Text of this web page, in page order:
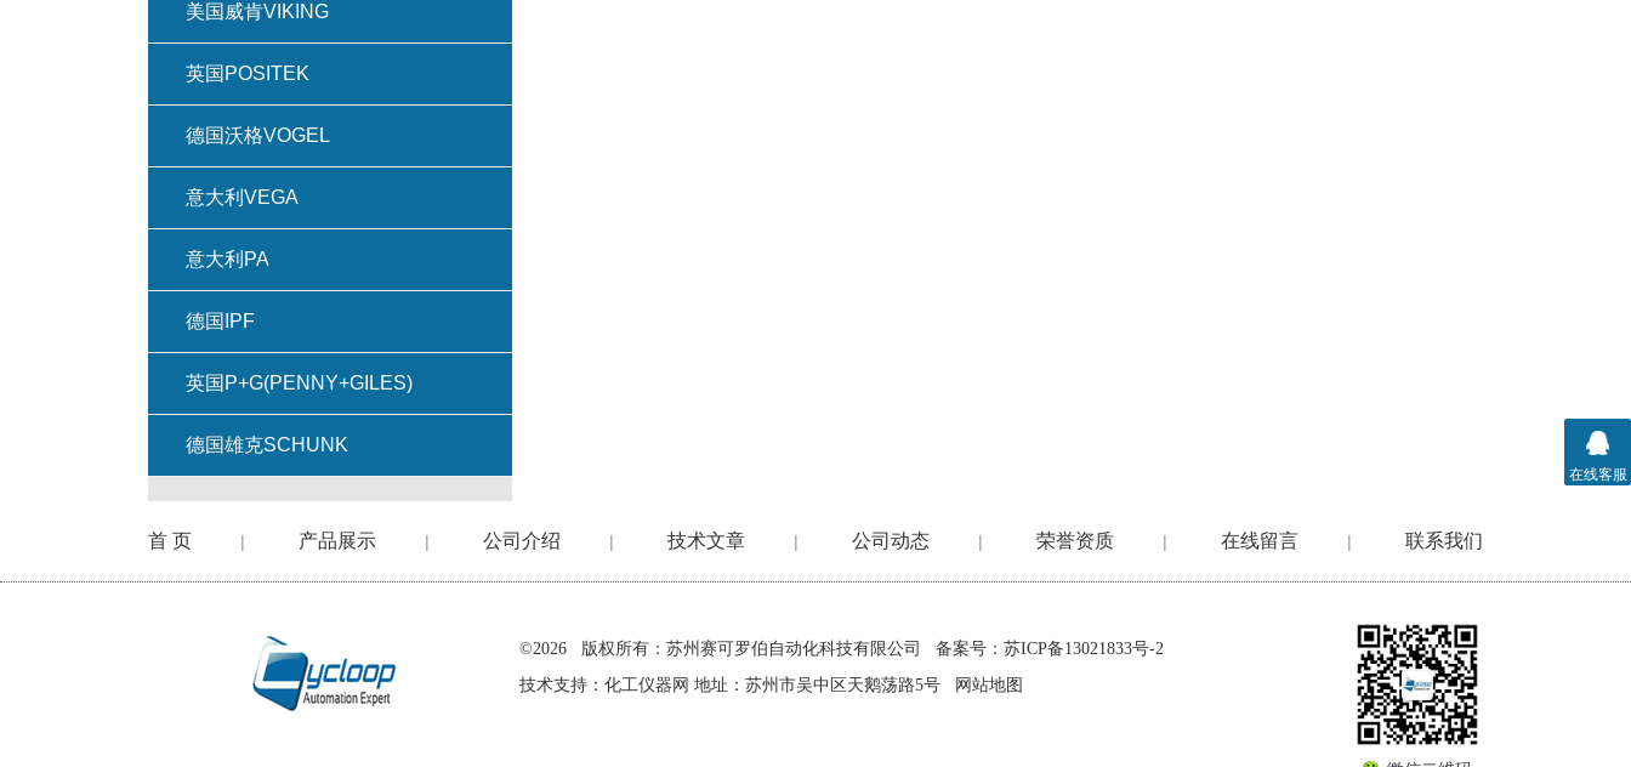
美国威肯VIKING
英国POSITEK
德国沃格VOGEL
意大利VEGA
意大利PA
德国IPF
英国P+G(PENNY+GILES)
德国雄克SCHUNK
首 页 | 产品展示 | 公司介绍 | 技术文章 | 公司动态 | 荣誉资质 | 在线留言 | 联系我们
©2026 版权所有：苏州赛可罗伯自动化科技有限公司 备案号：苏ICP备13021833号-2
技术支持： 化工仪器网 地址：苏州市吴中区天鹅荡路5号 网站地图
在线客服